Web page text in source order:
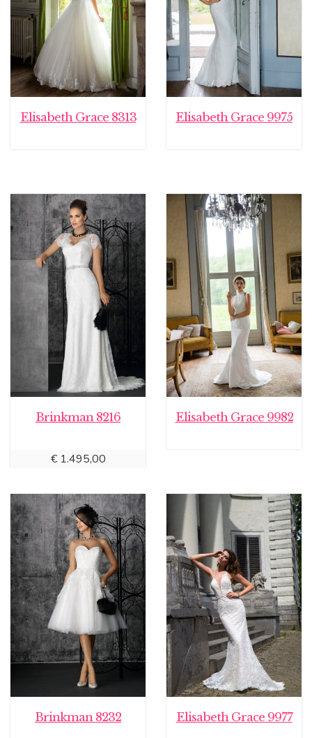
Elisabeth Grace 8313 Elisabeth Grace 9975
Brinkman 8216
€1.495,00
Elisabeth Grace 9982
Brinkman 8232 Elisabeth Grace 9977